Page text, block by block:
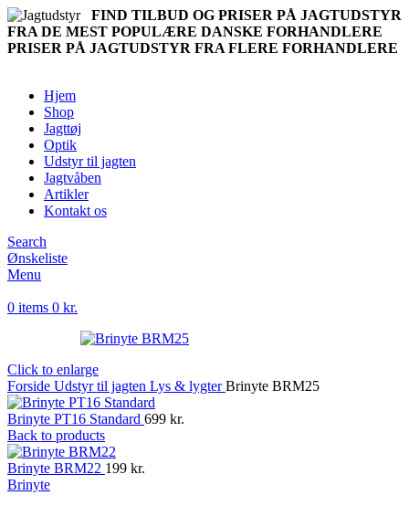
FIND TILBUD OG PRISER PÅ JAGTUDSTYR
FRA DE MEST POPULÆRE DANSKE FORHANDLERE
PRISER PÅ JAGTUDSTYR FRA FLERE FORHANDLERE
Hjem
Shop
Jagttøj
Optik
Udstyr til jagten
Jagtvåben
Artikler
Kontakt os
Search
Ønskeliste
Menu
0 items 0 kr.
Click to enlarge
Forside Udstyr til jagten Lys & lygterBrinyte BRM25
Brinyte PT16 Standard 699 kr.
Back to products
Brinyte BRM22 199 kr.
Brinyte